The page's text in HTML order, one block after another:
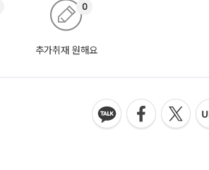
추가취재 원해요
0